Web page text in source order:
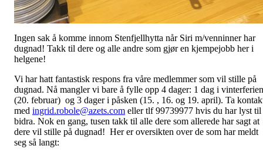
Ingen sak å komme innom Stenfjellhytta når Siri m/venninner har
dugnad! Takk til dere og alle andre som gjør en kjempejobb her i
helgene!
Vi har hatt fantastisk respons fra våre medlemmer som vil stille på
dugnad. Nå mangler vi bare å fylle opp 4 dager: 1 dag i vinterferien
(20. februar) og 3 dager i påsken (15. , 16. og 19. april). Ta
med ingrid.robole@azets.com eller tlf 99739977 hvis du har lyst til
bidra. Nok en gang, tusen takk til alle dere som allerede har sagt at
dere vil stille på dugnad! Her er oversikten over de som har meldt
seg så langt: